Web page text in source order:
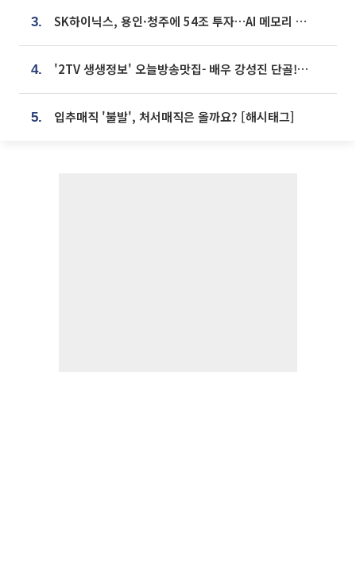
3. SK하이닉스, 용인·청주에 54조 투자…AI 메모리 생산기지 키운다
4. '2TV 생생정보' 오늘방송맛집- 배우 강성진 단골! 쌀국수ㆍ푸팟퐁 커리 맛집 '블○○○'
5. 입추매직 '불발', 처서매직은 올까요? [해시태그]